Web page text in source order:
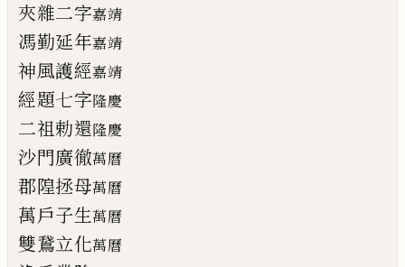
夾雜二字嘉靖
馮勤延年嘉靖
神風護經嘉靖
經題七字隆慶
二祖勅還隆慶
沙門廣徹萬曆
郡隍拯母萬曆
萬戶子生萬曆
雙鵞立化萬曆